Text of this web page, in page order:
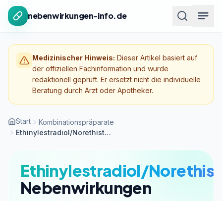
Zum Inhalt springen
nebenwirkungen-info.de
Medizinischer Hinweis: Dieser Artikel basiert auf
der offiziellen Fachinformation und wurde
redaktionell geprüft. Er ersetzt nicht die individuelle
Beratung durch Arzt oder Apotheker.
Start
Kombinationspräparate
Ethinylestradiol/Norethisteron
Ethinylestradiol/
Nebenwirkungen